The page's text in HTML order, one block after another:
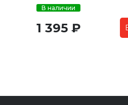
В наличии
1 395 ₽